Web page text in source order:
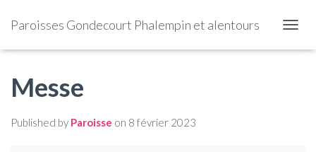
Paroisses Gondecourt Phalempin et alentours
Messe
Published by Paroisse on 8 février 2023